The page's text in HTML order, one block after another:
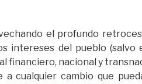
el profundo
intereses del pueblo (salvo
financiero, nacional y
a cualquier cambio que